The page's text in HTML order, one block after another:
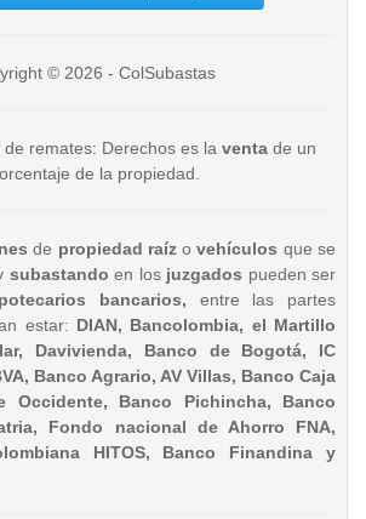
© 2026 - ColSubastas
de remates: Derechos es la ventade un
de la propiedad.
de propiedad raízo vehículos que se
subastando en los juzgados pueden ser
bancarios, entre las partes
estar: DIAN, Bancolombia, el Martillo
Davivienda, Banco de Bogotá, IC
Banco Agrario, AV Villas, Banco Caja
Occidente, Banco Pichincha, Banco
Fondo nacional de Ahorro FNA,
HITOS, Banco Finandina y